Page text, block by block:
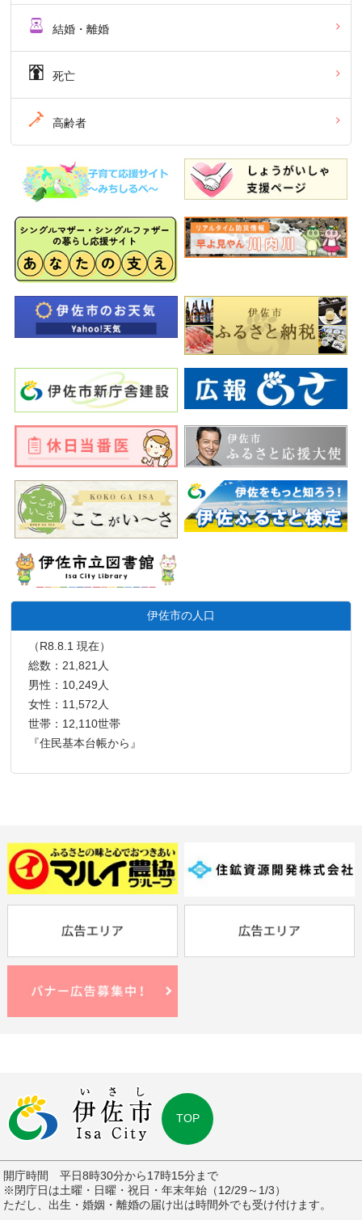
結婚・離婚
死亡
高齢者
伊佐市の人口
（R8.8.1 現在）
総数：21,821人
男性：10,249人
女性：11,572人
世帯：12,110世帯
『住民基本台帳から』
TOP
開庁時間 平日8時30分から17時15分まで
※閉庁日は土曜・日曜・祝日・年末年始（12/29～1/3）
ただし、出生・婚姻・離婚の届け出は時間外でも受け付けます。